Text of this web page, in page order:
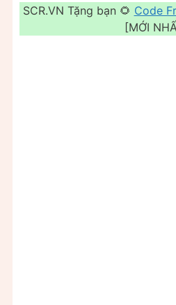
SCR.VN Tặng bạn 🌻 Code
[MỚI